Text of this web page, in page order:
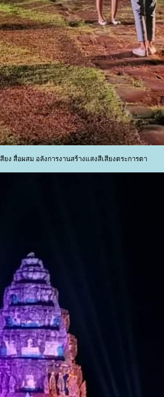
ง สื่อผสม อลังการงานสร้างแสงสีเสียงตระการตา